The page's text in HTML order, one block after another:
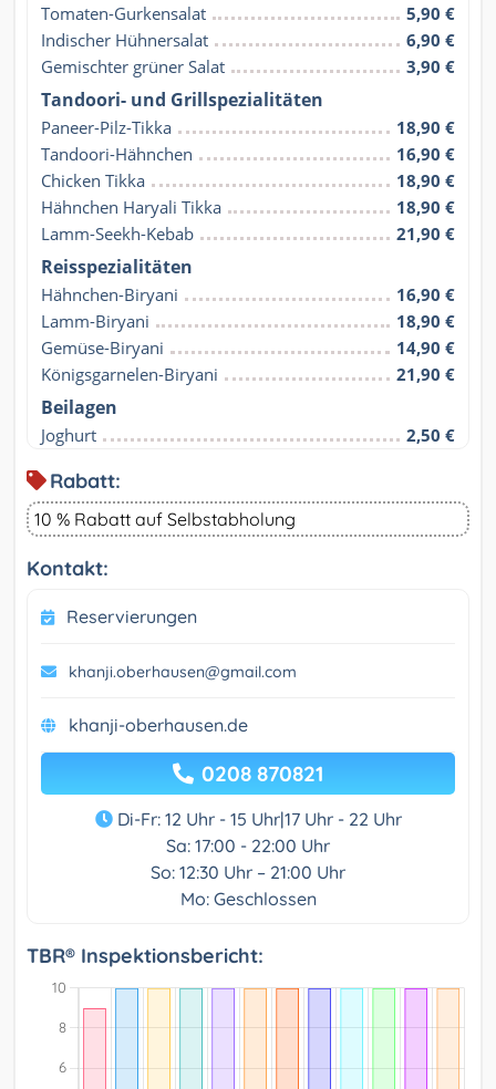
Tomaten-Gurkensalat
5,90 €
Indischer Hühnersalat
6,90 €
Gemischter grüner Salat
3,90 €
Tandoori- und Grillspezialitäten
Paneer-Pilz-Tikka
18,90 €
Tandoori-Hähnchen
16,90 €
Chicken Tikka
18,90 €
Hähnchen Haryali Tikka
18,90 €
Lamm-Seekh-Kebab
21,90 €
Reisspezialitäten
Hähnchen-Biryani
16,90 €
Lamm-Biryani
18,90 €
Gemüse-Biryani
14,90 €
Königsgarnelen-Biryani
21,90 €
Beilagen
Joghurt 2,50 €
Rabatt:
10 % Rabatt auf Selbstabholung
Kontakt:
Reservierungen
khanji.oberhausen@gmail.com
khanji-oberhausen.de
0208 870821
Di-Fr: 12 Uhr - 15 Uhr|17 Uhr - 22 Uhr
Sa: 17:00 - 22:00 Uhr
So: 12:30 Uhr – 21:00 Uhr
Mo: Geschlossen
TBR® Inspektionsbericht: